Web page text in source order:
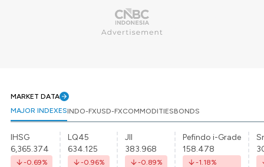
MARKET DATA
MAJOR INDEXESINDO-FXUSD-FXCOMMODITIESBONDS
IHSG
6,365.374
-0.69%
LQ45
634.125
-0.96%
JII
383.968
-0.89%
Pefindo i-Grade
158.478
-1.18%